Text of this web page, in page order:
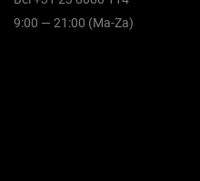
9:00 — 21:00 (Ma-Za)